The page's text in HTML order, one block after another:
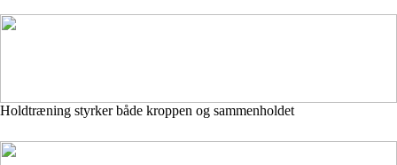
Holdtræning styrker både kroppen og sammenholdet